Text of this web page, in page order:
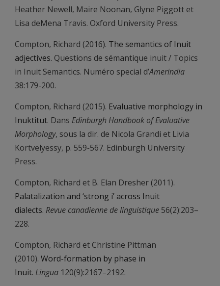
Heather Newell, Maire Noonan, Glyne Piggott et
Lisa deMena Travis. Oxford University Press.
Compton, Richard (2016). The semantics of Inuit
adjectives. Questions de sémantique inuit / Topics
in Inuit Semantics. Numéro special d’Amerindia
38:179-200.
Compton, Richard (2015). Evaluative morphology in
Inuktitut. Dans Edinburgh Handbook of Evaluative
Morphology, sous la dir. de Nicola Grandi et Livia
Kortvelyessy, p. 559-567. Edinburgh University
Press.
Compton, Richard et B. Elan Dresher (2011).
Palatalization and ‘strong i’ across Inuit
dialects. Revue canadienne de linguistique 56(2):203–
228.
Compton, Richard et Christine Pittman
(2010). Word-formation by phase in
Inuit. Lingua 120(9):2167–2192.